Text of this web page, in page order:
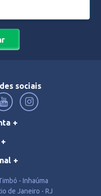
sociais
- Inhaúma
de Janeiro - RJ